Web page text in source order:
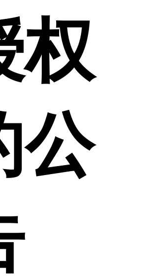
权
公